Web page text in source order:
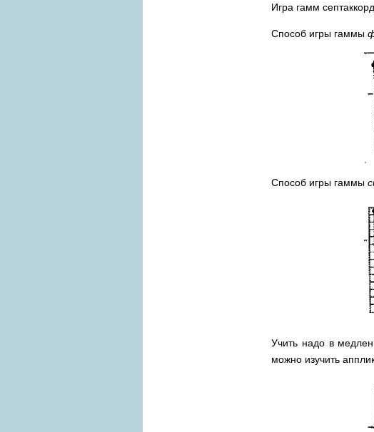
Игра гамм
Способ игры гаммы
Способ игры гаммы
Учить надо в
можно изучить